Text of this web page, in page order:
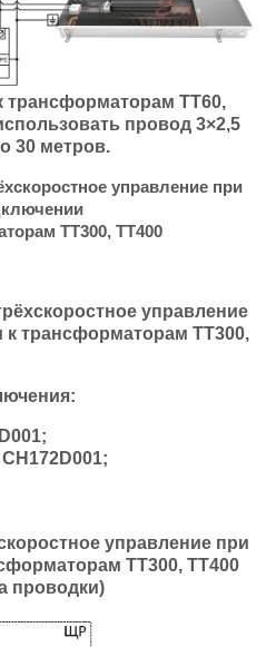
трансформаторам ТТ60,
провод 3×2,5
30 метров.
управление при
ТТ300, ТТ400
управление
к трансформаторам ТТ300,
управление при
ТТ300, ТТ400
проводки)